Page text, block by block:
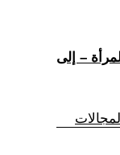
– إلى